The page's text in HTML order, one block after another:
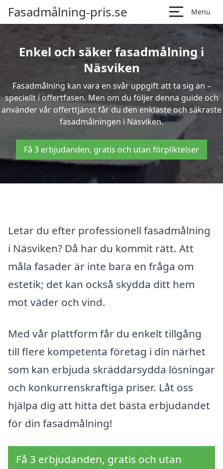
Fasadmålning-pris.se Menu
Enkel och säker fasadmålning i
Näsviken
Fasadmålning kan vara en svår uppgift att ta sig an –
speciellt i offertfasen. Men om du följer denna guide och
använder vår offerttjänst får du den enklaste och säkraste
fasadmålningen i Näsviken.
Få 3 erbjudanden, gratis och utan förpliktelser
Letar du efter professionell fasadmålning
i Näsviken? Då har du kommit rätt. Att
måla fasader är inte bara en fråga om
estetik; det kan också skydda ditt hem
mot väder och vind.
Med vår plattform får du enkelt tillgång
till flere kompetenta företag i din närhet
som kan erbjuda skräddarsydda lösningar
och konkurrenskraftiga priser. Låt oss
hjälpa dig att hitta det bästa erbjudandet
för din fasadmålning!
Få 3 erbjudanden, gratis och utan